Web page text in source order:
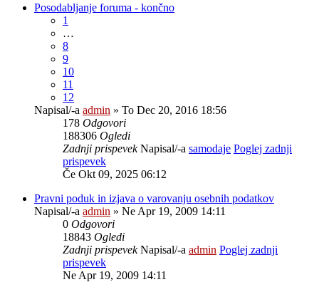
Posodabljanje foruma - končno
1
…
8
9
10
11
12
Napisal/-a admin » To Dec 20, 2016 18:56
178 Odgovori
188306 Ogledi
Zadnji prispevekNapisal/-a samodaje Poglej zadnji
prispevek
Če Okt 09, 2025 06:12
Pravni poduk in izjava o varovanju osebnih podatkov
Napisal/-a admin » Ne Apr 19, 2009 14:11
0 Odgovori
18843 Ogledi
Zadnji prispevekNapisal/-a admin Poglej zadnji
prispevek
Ne Apr 19, 2009 14:11